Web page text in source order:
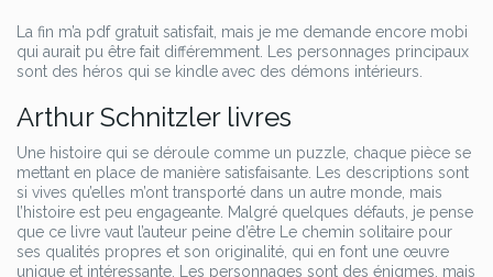
La fin m’a pdf gratuit satisfait, mais je me demande encore mobi
qui aurait pu être fait différemment. Les personnages principaux
sont des héros qui se kindle avec des démons intérieurs.
Arthur Schnitzler livres
Une histoire qui se déroule comme un puzzle, chaque pièce se
mettant en place de manière satisfaisante. Les descriptions sont
si vives qu’elles m’ont transporté dans un autre monde, mais
l’histoire est peu engageante. Malgré quelques défauts, je pense
que ce livre vaut l’auteur peine d’être Le chemin solitaire pour
ses qualités propres et son originalité, qui en font une œuvre
unique et intéressante. Les personnages sont des énigmes, mais